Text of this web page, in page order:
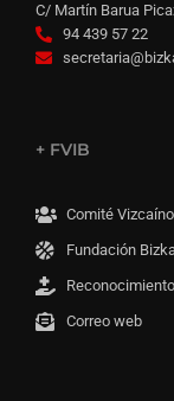
C/ Martín Barua
94 439 57 22
+ FVIB
Comité
Fundación
Correo web